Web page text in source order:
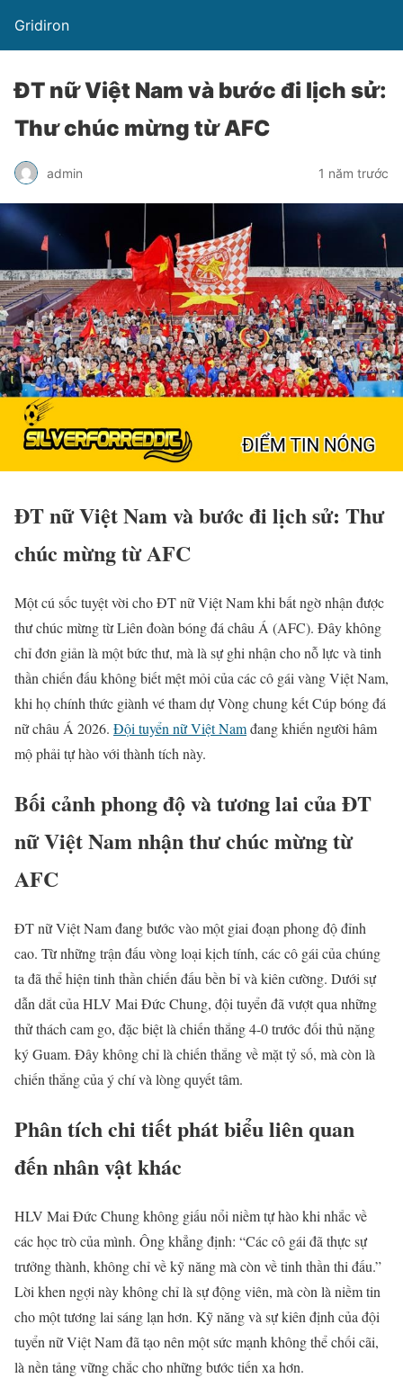
Gridiron
ĐT nữ Việt Nam và bước đi lịch sử:
Thư chúc mừng từ AFC
admin 1 năm trước
ĐT nữ Việt Nam và bước đi lịch sử: Thư
chúc mừng từ AFC
Một cú sốc tuyệt vời cho ĐT nữ Việt Nam khi bất ngờ nhận được
thư chúc mừng từ Liên đoàn bóng đá châu Á (AFC). Đây không
chỉ đơn giản là một bức thư, mà là sự ghi nhận cho nỗ lực và tinh
thần chiến đấu không biết mệt mỏi của các cô gái vàng Việt Nam,
khi họ chính thức giành vé tham dự Vòng chung kết Cúp bóng đá
nữ châu Á 2026. Đội tuyển nữ Việt Namđang khiến người hâm
mộ phải tự hào với thành tích này.
Bối cảnh phong độ và tương lai của ĐT
nữ Việt Nam nhận thư chúc mừng từ
AFC
ĐT nữ Việt Nam đang bước vào một giai đoạn phong độ đỉnh
cao. Từ những trận đấu vòng loại kịch tính, các cô gái của chúng
ta đã thể hiện tinh thần chiến đấu bền bỉ và kiên cường. Dưới sự
dẫn dắt của HLV Mai Đức Chung, đội tuyển đã vượt qua những
thử thách cam go, đặc biệt là chiến thắng 4-0 trước đối thủ nặng
ký Guam. Đây không chỉ là chiến thắng về mặt tỷ số, mà còn là
chiến thắng của ý chí và lòng quyết tâm.
Phân tích chi tiết phát biểu liên quan
đến nhân vật khác
HLV Mai Đức Chung không giấu nổi niềm tự hào khi nhắc về
các học trò của mình. Ông khẳng định: “Các cô gái đã thực sự
trưởng thành, không chỉ về kỹ năng mà còn về tinh thần thi đấu.”
Lời khen ngợi này không chỉ là sự động viên, mà còn là niềm tin
cho một tương lai sáng lạn hơn. Kỹ năng và sự kiên định của đội
tuyển nữ Việt Nam đã tạo nên một sức mạnh không thể chối cãi,
là nền tảng vững chắc cho những bước tiến xa hơn.